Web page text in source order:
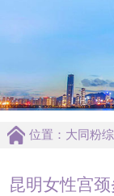
位置： 大同粉
昆明女性宫